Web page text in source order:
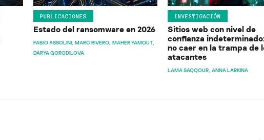
PUBLICACIONES
Estado del ransomware en 2026
FABIO ASSOLINI MARC RIVERO MAHER YAMOUT
DARYA GORODILOVA
INVESTIGACIÓN
Sitios web con nivel de
confianza
no caer en la trampa de
atacantes
LAMA SAQQOUR ANNA LARKINA